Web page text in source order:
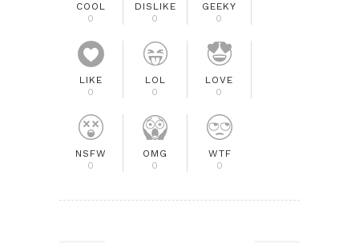
COOL
0
DISLIKE
0
GEEKY
0
LIKE
0
LOL
0
LOVE
0
NSFW
0
OMG
0
WTF
0